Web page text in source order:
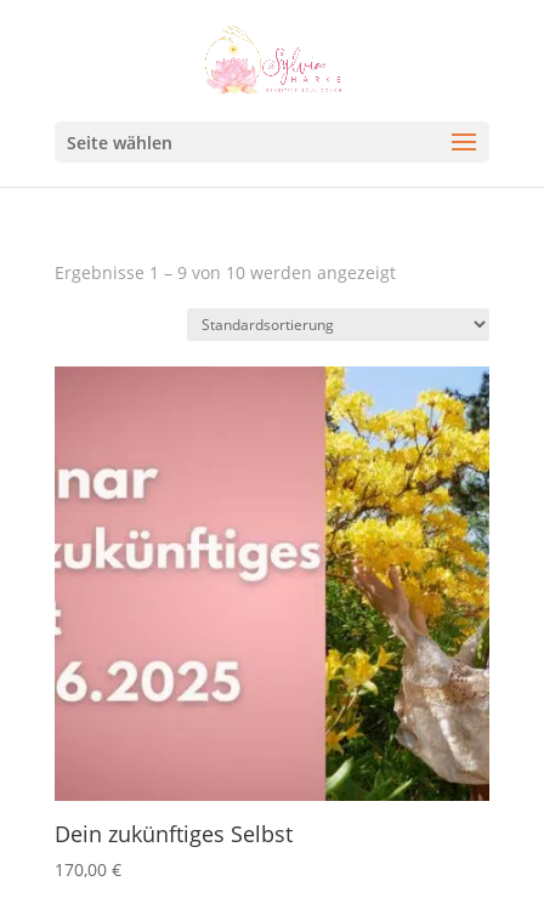
Seite wählen
Ergebnisse 1 – 9 von 10 werden angezeigt
Dein zukünftiges Selbst
170,00 €